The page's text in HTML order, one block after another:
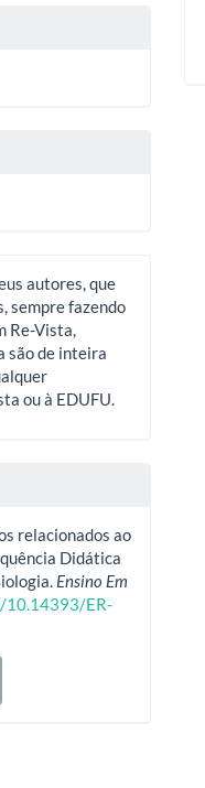
autores, que
sempre fazendo
Re-Vista,
são de inteira
ou à EDUFU.
relacionados ao
Didática
Ensino Em
10.14393/ER-